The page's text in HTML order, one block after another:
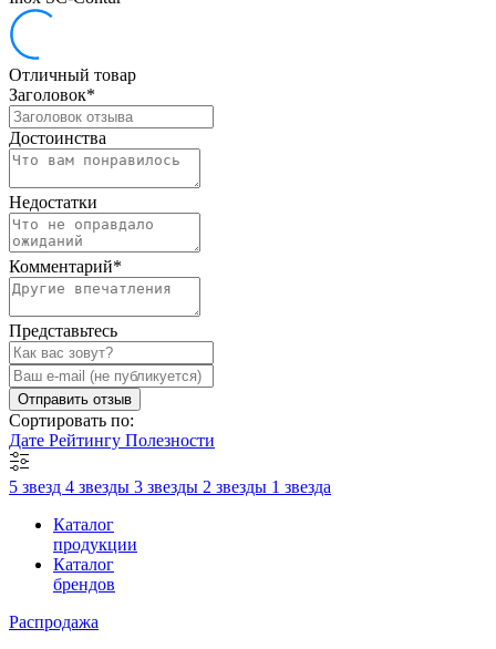
Отличный товар
Заголовок*
Достоинства
Недостатки
Комментарий*
Представьтесь
Отправить отзыв
Сортировать по:
Дате Рейтингу Полезности
5 звезд 4 звезды 3 звезды 2 звезды 1 звезда
Каталог
продукции
Каталог
брендов
Распродажа